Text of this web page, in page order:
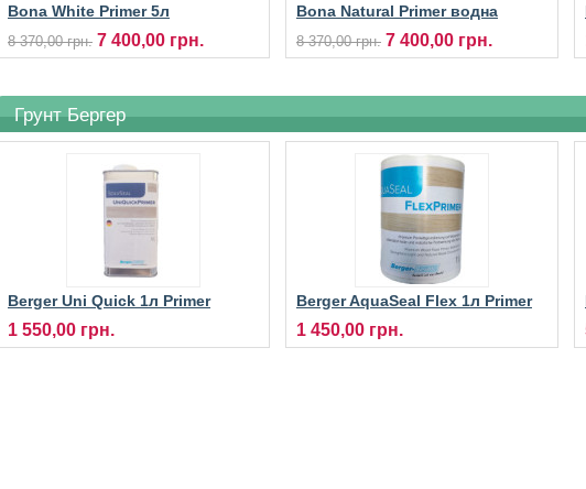
Bona White Primer 5л
відбілююча грунтовка для
дерева
8 370,00 грн. 7 400,00 грн.
Bona Natural Primer водна
грунтовка для підлоги
8 370,00 грн. 7 400,00 грн.
Грунт Бергер
Berger Uni Quick 1л Primer
спиртова грунтовка для
дерева
1 550,00 грн.
Berger AquaSeal Flex 1л Primer
грунтувальний лак на водній
основі
1 450,00 грн.